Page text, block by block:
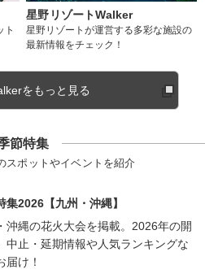
ト
星野リゾートWalker
星野リゾートが運営する多彩な施設の
最新情報をチェック！
をもっと見る
節特集
スポットやイベントを紹介
集2026【九州・沖縄】
沖縄の花火大会を掲載。2026年の開
中止・延期情報や人気ランキングな
届け！